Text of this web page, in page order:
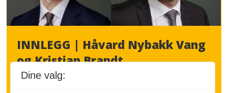
INNLEGG | Håvard Nybakk Vang
og Kristian Brandt
Vern av omvarslede
Dine valg: